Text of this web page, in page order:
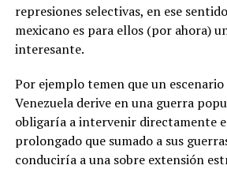
represiones selectivas, en ese
mexicano es para ellos (por ahora)
interesante.
Por ejemplo temen que un escenario
Venezuela derive en una guerra
obligaría a intervenir directamente
prolongado que sumado a sus
conduciría a una sobre extensión